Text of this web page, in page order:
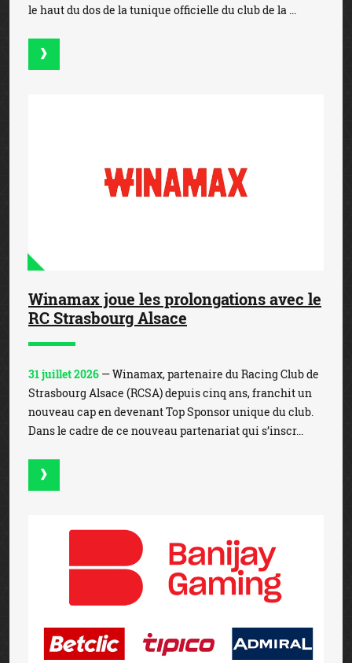
le haut du dos de la tunique officielle du club de la ...
Winamax joue les prolongations avec le
RC Strasbourg Alsace
31 juillet 2026 — Winamax, partenaire du Racing Club de
Strasbourg Alsace (RCSA) depuis cinq ans, franchit un
nouveau cap en devenant Top Sponsor unique du club.
Dans le cadre de ce nouveau partenariat qui s’inscr...